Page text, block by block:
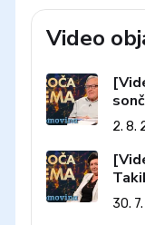
Video
lune
2. 8.
7.
30.